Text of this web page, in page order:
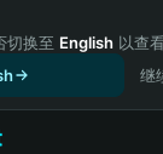
切换至 English 以查
继